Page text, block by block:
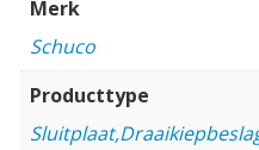
Merk
Schuco
Producttype